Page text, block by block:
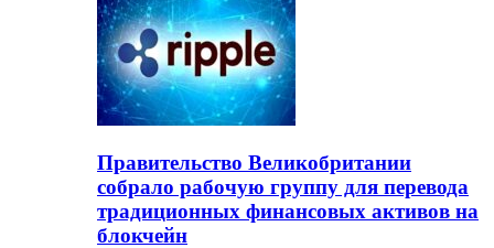
Правительство Великобритании
собрало рабочую группу для перевода
традиционных финансовых активов на
блокчейн